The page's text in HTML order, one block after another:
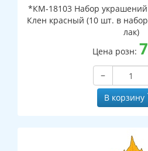
*КМ-18103 Набор украшений
Клен красный (10 шт. в
лак)
Цена розн:
−
В корзину